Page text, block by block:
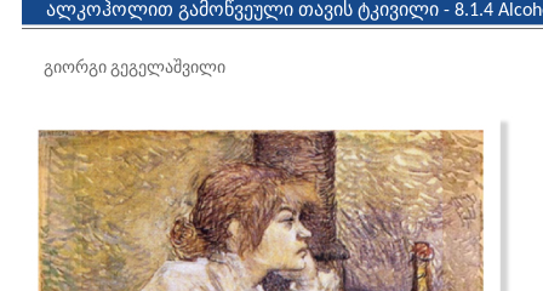
ალკოჰოლით გამოწვეული თავის ტკივილი - 8.1.4
გიორგი გეგელაშვილი